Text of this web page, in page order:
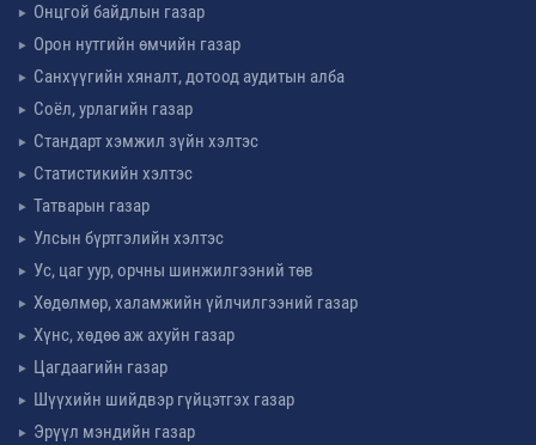
Онцгой байдлын газар
Орон нутгийн өмчийн газар
Санхүүгийн хяналт, дотоод аудитын алба
Соёл, урлагийн газар
Стандарт хэмжил зүйн хэлтэс
Статистикийн хэлтэс
Татварын газар
Улсын бүртгэлийн хэлтэс
Ус, цаг уур, орчны шинжилгээний төв
Хөдөлмөр, халамжийн үйлчилгээний газар
Хүнс, хөдөө аж ахуйн газар
Цагдаагийн газар
Шүүхийн шийдвэр гүйцэтгэх газар
Эрүүл мэндийн газар